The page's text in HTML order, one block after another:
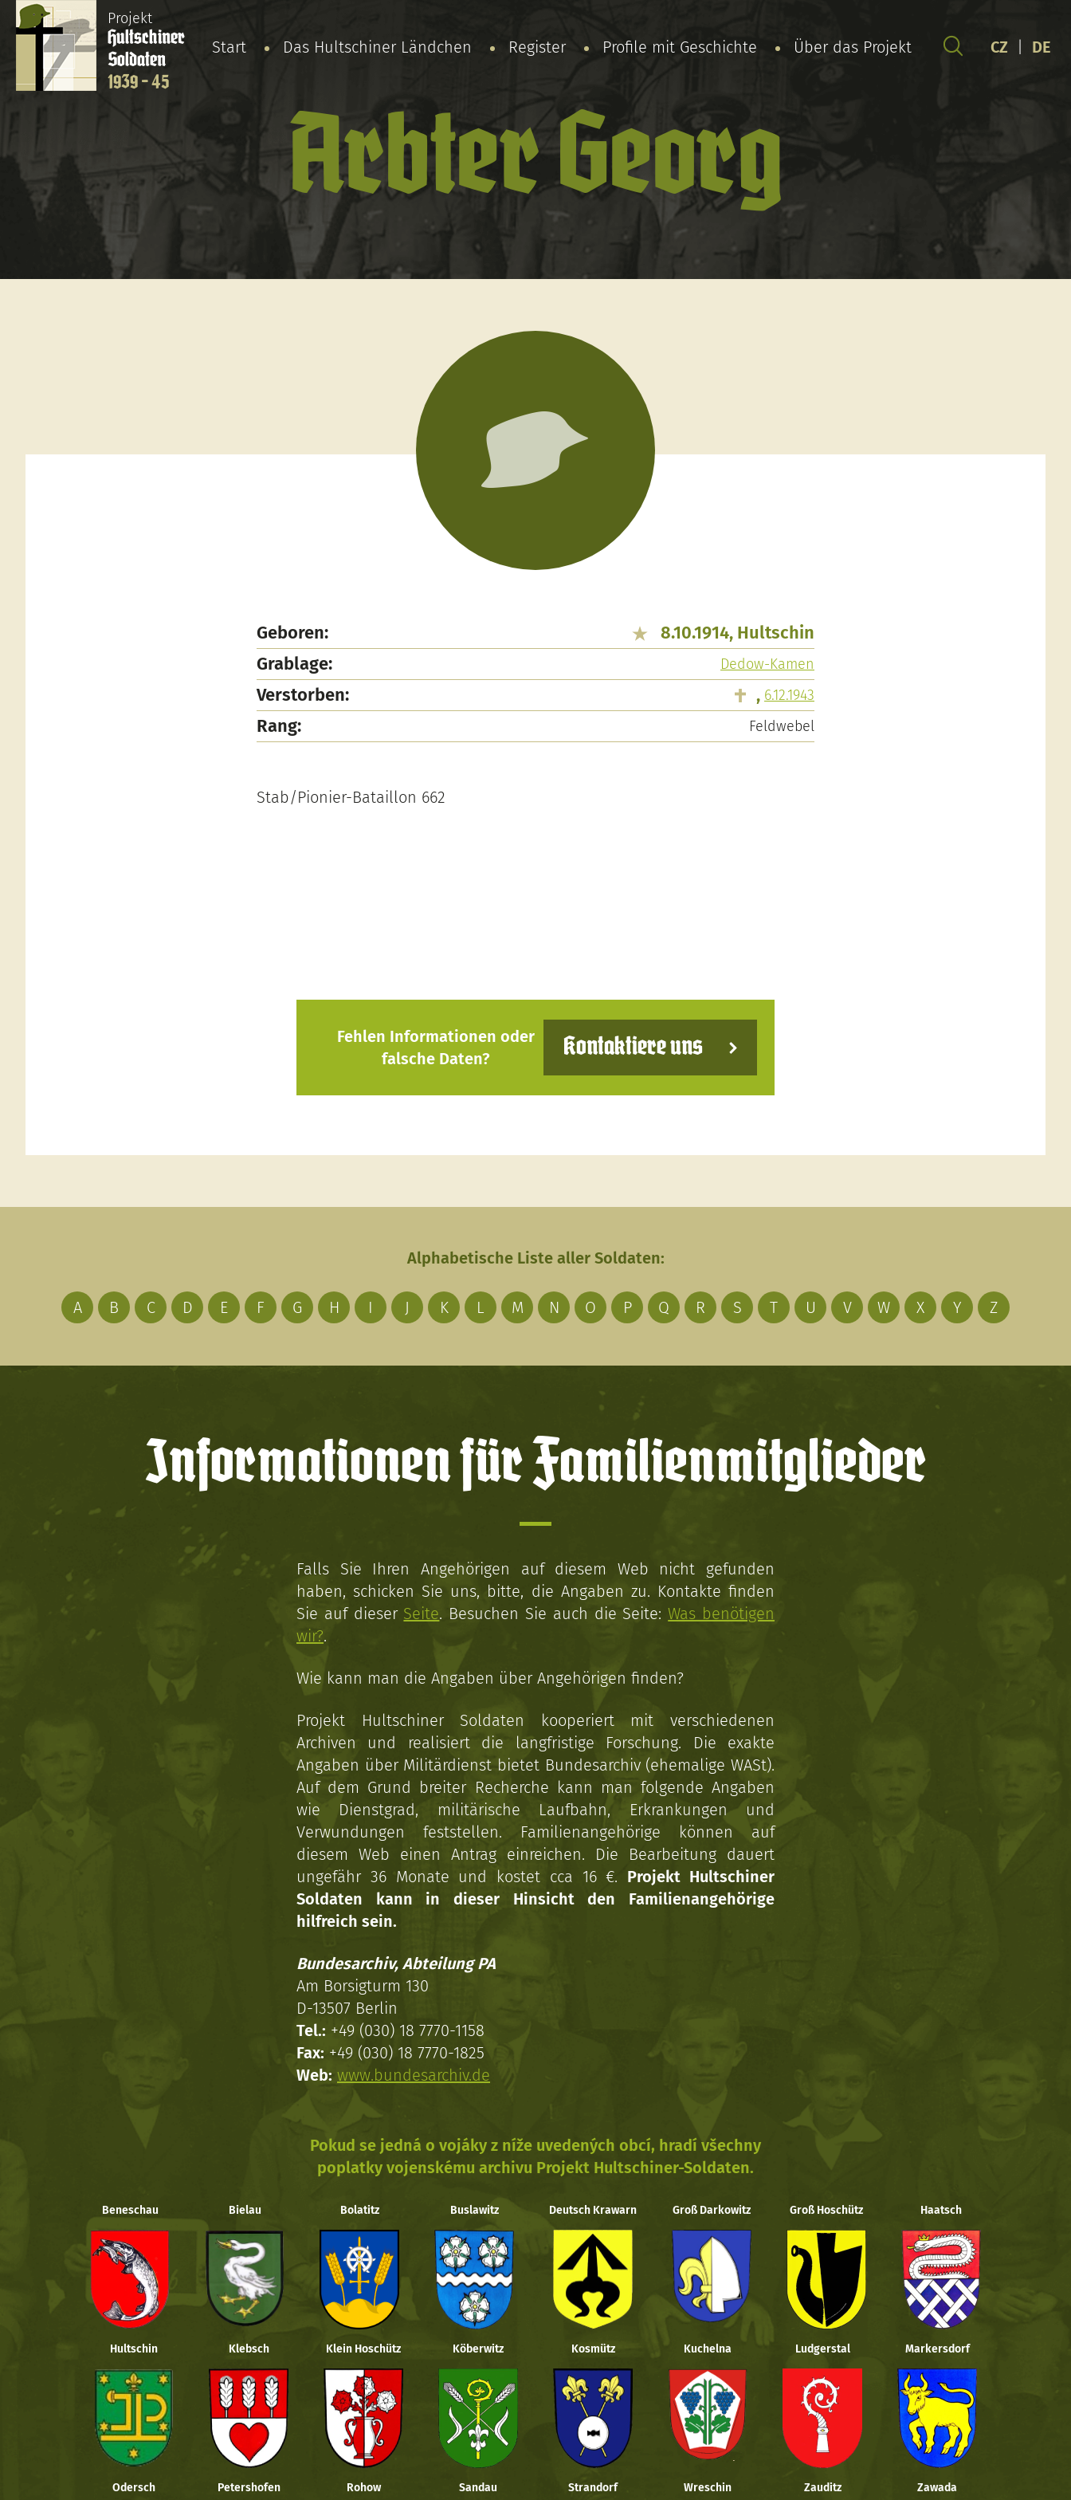
Projekt
Hultschiner
Soldaten
1939 - 45
Start Das Hultschiner Ländchen Register Profile mit Geschichte Über das Projekt CZ DE
Arbter Georg
Geboren:
8.10.1914, Hultschin
Grablage:
Dedow-Kamen
Verstorben: , 6.12.1943
Rang: Feldwebel
Stab/Pionier-Bataillon 662
Fehlen Informationen oder
falsche Daten?
Kontaktiere uns
Alphabetische Liste aller Soldaten:
A B C D E F G H I J K L M N O P Q R S T U V W X Y Z
Informationen für Familienmitglieder
Falls Sie Ihren Angehörigen auf diesem Web nicht gefunden
haben, schicken Sie uns, bitte, die Angaben zu. Kontakte finden
Sie auf dieser Seite. Besuchen Sie auch die Seite:Was benötigen
wir?.
Wie kann man die Angaben über Angehörigen finden?
Projekt Hultschiner Soldaten kooperiert mit verschiedenen
Archiven und realisiert die langfristige Forschung. Die exakte
Angaben über Militärdienst bietet Bundesarchiv (ehemalige WASt).
Auf dem Grund breiter Recherche kann man folgende Angaben
wie Dienstgrad, militärische Laufbahn, Erkrankungen und
Verwundungen feststellen. Familienangehörige können auf
diesem Web einen Antrag einreichen. Die Bearbeitung dauert
ungefähr 36 Monate und kostet cca 16 €. Projekt Hultschiner
Soldaten kann in dieser Hinsicht den Familienangehörige
hilfreich sein.
Bundesarchiv, Abteilung PA
Am Borsigturm 130
D-13507 Berlin
Tel.: +49 (030) 18 7770-1158
Fax: +49 (030) 18 7770-1825
Web: www.bundesarchiv.de
Pokud se jedná o vojáky z níže uvedených obcí, hradí všechny
poplatky vojenskému archivu Projekt Hultschiner-Soldaten.
Beneschau Bielau Bolatitz Buslawitz Deutsch Krawarn Groß Darkowitz Groß Hoschütz Haatsch
Hultschin Klebsch Klein Hoschütz Köberwitz Kosmütz Kuchelna Ludgerstal Markersdorf
Odersch Petershofen Rohow Sandau Strandorf Wreschin Zauditz Zawada